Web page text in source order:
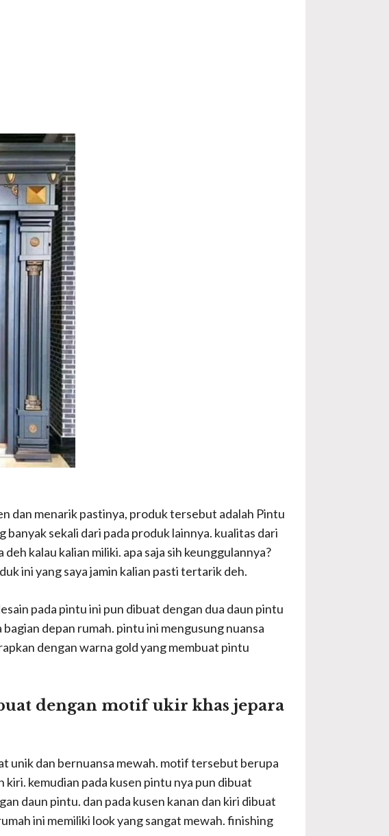
dan menarik pastinya, produk tersebut adalah Pintu
sekali dari pada produk lainnya. kualitas dari
kalau kalian miliki. apa saja sih keunggulannya?
ini yang saya jamin kalian pasti tertarik deh.
pada pintu ini pun dibuat dengan dua daun pintu
depan rumah. pintu ini mengusung nuansa
dengan warna gold yang membuat pintu
dengan motif ukir khas jepara
unik dan bernuansa mewah. motif tersebut berupa
kemudian pada kusen pintu nya pun dibuat
daun pintu. dan pada kusen kanan dan kiri dibuat
ini memiliki look yang sangat mewah. finishing